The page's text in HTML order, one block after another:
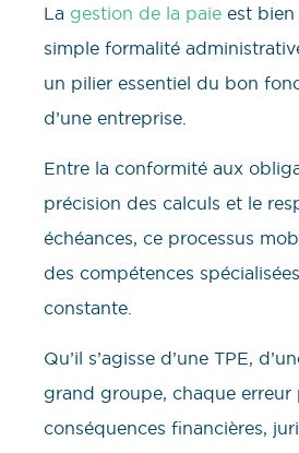
La gestion de la paie est bien
simple formalité
un pilier essentiel du bon
d’une entreprise.
Entre la conformité aux
précision des calculs et le
échéances, ce processus
des compétences
constante.
Qu’il s’agisse d’une TPE,
grand groupe, chaque erreur
conséquences financières,